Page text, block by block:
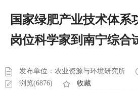
国家绿肥产业技术体系
岗位科学家到南宁综合
发布单位：农业资源与环境研究所
浏览(6876)
收藏